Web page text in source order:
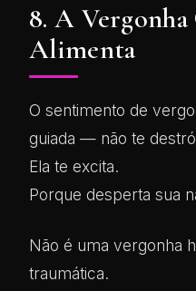
8. A Vergonha
Alimenta
O sentimento de
guiada — não te
Ela te excita.
Porque desperta sua
Não é uma vergonha
traumática.